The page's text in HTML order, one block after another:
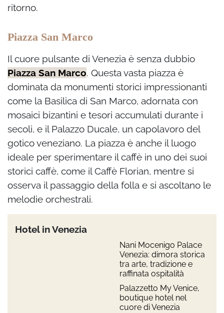
ritorno.
Piazza San Marco
Il cuore pulsante di Venezia è senza dubbio
Piazza San Marco. Questa vasta piazza è
dominata da monumenti storici impressionanti
come la Basilica di San Marco, adornata con
mosaici bizantini e tesori accumulati durante i
secoli, e il Palazzo Ducale, un capolavoro del
gotico veneziano. La piazza è anche il luogo
ideale per sperimentare il caffè in uno dei suoi
storici caffè, come il Caffè Florian, mentre si
osserva il passaggio della folla e si ascoltano le
melodie orchestrali.
Hotel in Venezia
Nani Mocenigo Palace
Venezia: dimora storica
tra arte, tradizione e
raffinata ospitalità
Palazzetto My Venice,
boutique hotel nel
cuore di Venezia